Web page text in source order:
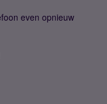
even opnieuw